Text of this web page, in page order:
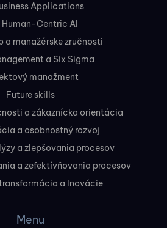
Applications
Human-Centric AI
a manažérske zručnosti
a Six Sigma
manažment
Future skills
a zákaznícka orientácia
a osobnostný rozvoj
a zlepšovania procesov
a zefektívňovania procesov
a Inovácie
Menu